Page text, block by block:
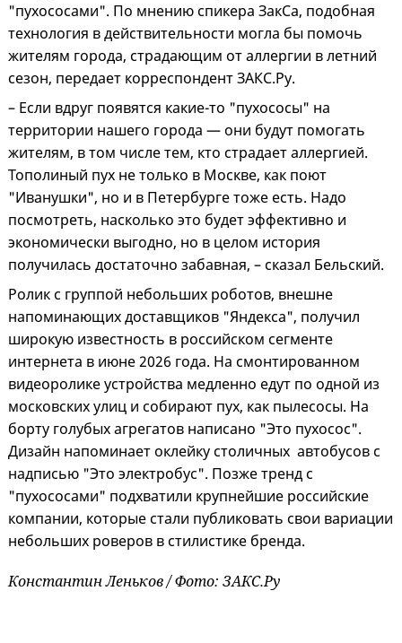
"пухососами". По мнению спикера ЗакСа, подобная
технология в действительности могла бы помочь
жителям города, страдающим от аллергии в летний
сезон, передает корреспондент ЗАКС.Ру.
– Если вдруг появятся какие-то "пухососы" на
территории нашего города — они будут помогать
жителям, в том числе тем, кто страдает аллергией.
Тополиный пух не только в Москве, как поют
"Иванушки", но и в Петербурге тоже есть. Надо
посмотреть, насколько это будет эффективно и
экономически выгодно, но в целом история
получилась достаточно забавная, – сказал Бельский.
Ролик с группой небольших роботов, внешне
напоминающих доставщиков "Яндекса", получил
широкую известность в российском сегменте
интернета в июне 2026 года. На смонтированном
видеоролике устройства медленно едут по одной из
московских улиц и собирают пух, как пылесосы. На
борту голубых агрегатов написано "Это пухосос".
Дизайн напоминает оклейку столичных автобусов с
надписью "Это электробус". Позже тренд с
"пухососами" подхватили крупнейшие российские
компании, которые стали публиковать свои вариации
небольших роверов в стилистике бренда.
Константин Леньков / Фото: ЗАКС.Ру